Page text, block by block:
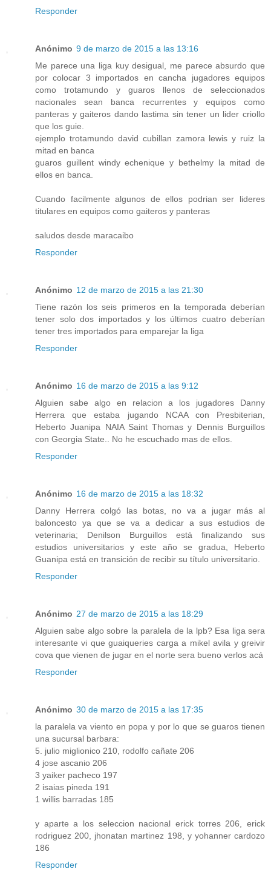
Responder
Anónimo 9 de marzo de 2015 a las 13:16
Me parece una liga kuy desigual, me parece absurdo que
por colocar 3 importados en cancha jugadores equipos
como trotamundo y guaros llenos de seleccionados
nacionales sean banca recurrentes y equipos como
panteras y gaiteros dando lastima sin tener un lider criollo
que los guie.
ejemplo trotamundo david cubillan zamora lewis y ruiz la
mitad en banca
guaros guillent windy echenique y bethelmy la mitad de
ellos en banca.
Cuando facilmente algunos de ellos podrian ser lideres
titulares en equipos como gaiteros y panteras
saludos desde maracaibo
Responder
Anónimo 12 de marzo de 2015 a las 21:30
Tiene razón los seis primeros en la temporada deberían
tener solo dos importados y los últimos cuatro deberían
tener tres importados para emparejar la liga
Responder
Anónimo 16 de marzo de 2015 a las 9:12
Alguien sabe algo en relacion a los jugadores Danny
Herrera que estaba jugando NCAA con Presbiterian,
Heberto Juanipa NAIA Saint Thomas y Dennis Burguillos
con Georgia State.. No he escuchado mas de ellos.
Responder
Anónimo 16 de marzo de 2015 a las 18:32
Danny Herrera colgó las botas, no va a jugar más al
baloncesto ya que se va a dedicar a sus estudios de
veterinaria; Denilson Burguillos está finalizando sus
estudios universitarios y este año se gradua, Heberto
Guanipa está en transición de recibir su título universitario.
Responder
Anónimo 27 de marzo de 2015 a las 18:29
Alguien sabe algo sobre la paralela de la lpb? Esa liga sera
interesante vi que guaiqueries carga a mikel avila y greivir
cova que vienen de jugar en el norte sera bueno verlos acá
Responder
Anónimo 30 de marzo de 2015 a las 17:35
la paralela va viento en popa y por lo que se guaros tienen
una sucursal barbara:
5. julio miglionico 210, rodolfo cañate 206
4 jose ascanio 206
3 yaiker pacheco 197
2 isaias pineda 191
1 willis barradas 185
y aparte a los seleccion nacional erick torres 206, erick
rodriguez 200, jhonatan martinez 198, y yohanner cardozo
186
Responder